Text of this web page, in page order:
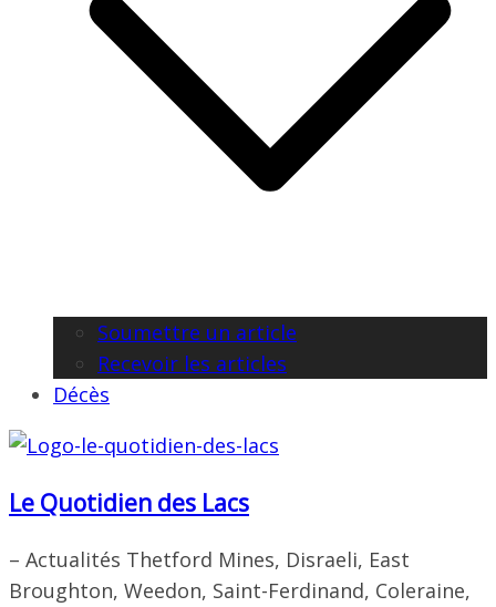
Soumettre un article
Recevoir les articles
Décès
Le Quotidien des Lacs
– Actualités Thetford Mines, Disraeli, East
Broughton, Weedon, Saint-Ferdinand, Coleraine,